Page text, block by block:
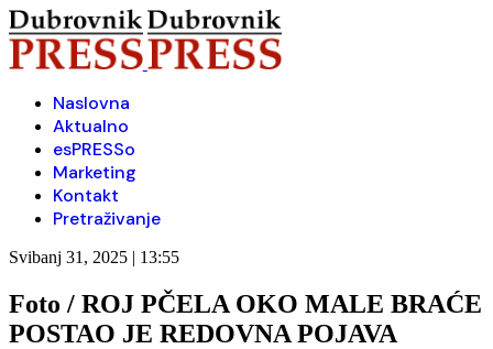
Naslovna
Aktualno
esPRESSo
Marketing
Kontakt
Pretraživanje
Svibanj 31, 2025 | 13:55
Foto / ROJ PČELA OKO MALE BRAĆE
POSTAO JE REDOVNA POJAVA